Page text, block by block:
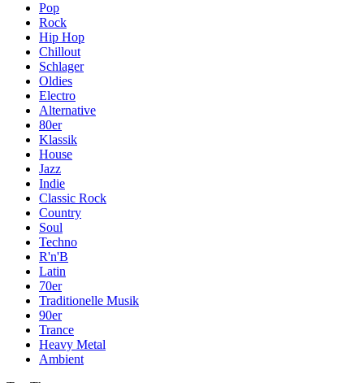
Pop
Rock
Hip Hop
Chillout
Schlager
Oldies
Electro
Alternative
80er
Klassik
House
Jazz
Indie
Classic Rock
Country
Soul
Techno
R'n'B
Latin
70er
Traditionelle Musik
90er
Trance
Heavy Metal
Ambient